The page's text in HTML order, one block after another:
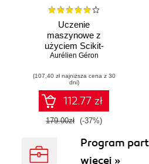
Uczenie
maszynowe z
użyciem Scikit-
Learn, Keras i
Wydanie III
Aurélien Géron
(107,40 zł najniższa cena z 30
dni)
112.77 zł
179.00zł (-37%)
Program
więcej »